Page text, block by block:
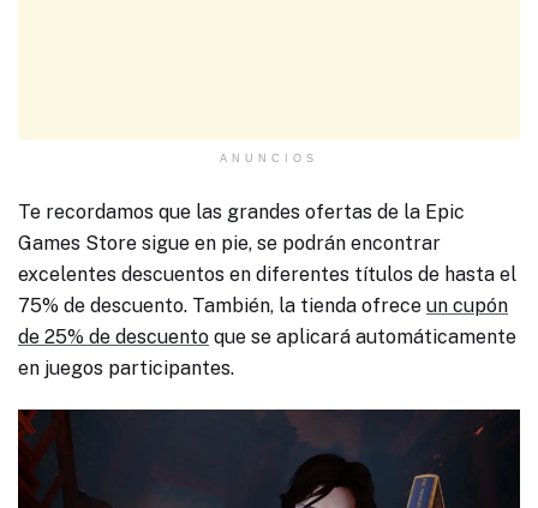
ANUNCIOS
Te recordamos que las grandes ofertas de la Epic
Games Store sigue en pie, se podrán encontrar
excelentes descuentos en diferentes títulos de hasta el
75% de descuento. También, la tienda ofrece un cupón
de 25% de descuento que se aplicará automáticamente
en juegos participantes.